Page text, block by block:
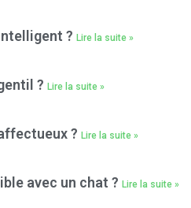
? Lire la suite »
? Lire la suite »
? Lire la suite »
avec un chat ? Lire la suite »